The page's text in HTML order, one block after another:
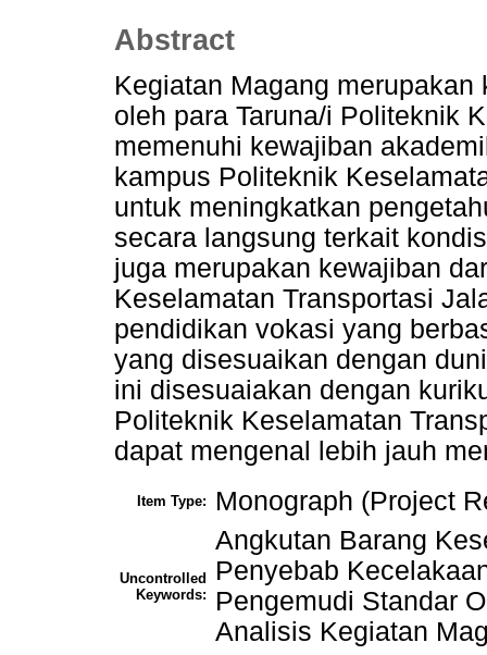
Abstract
Kegiatan Magang
oleh para Taruna/i Politeknik
memenuhi kewajiban
kampus Politeknik
untuk meningkatkan
secara langsung terkait
juga merupakan kewajiban
Keselamatan Transportasi
pendidikan vokasi yang
yang disesuaikan dengan
ini disesuaiakan dengan
Politeknik Keselamatan
dapat mengenal lebih jauh
Item Type: Monograph (Project
Uncontrolled
Keywords:
Angkutan Barang
Penyebab
Pengemudi Standar
Analisis Kegiatan